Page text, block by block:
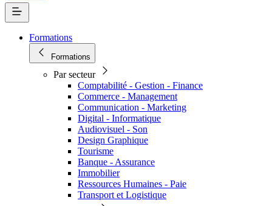
Formations
Formations
Par secteur
Comptabilité - Gestion - Finance
Commerce - Management
Communication - Marketing
Digital - Informatique
Audiovisuel - Son
Design Graphique
Tourisme
Banque - Assurance
Immobilier
Ressources Humaines - Paie
Transport et Logistique